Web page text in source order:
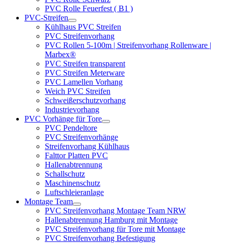
PVC Rolle Feuerfest ( B1 )
PVC-Streifen
Kühlhaus PVC Streifen
PVC Streifenvorhang
PVC Rollen 5-100m | Streifenvorhang Rollenware |
Marbex®
PVC Streifen transparent
PVC Streifen Meterware
PVC Lamellen Vorhang
Weich PVC Streifen
Schweißerschutzvorhang
Industrievorhang
PVC Vorhänge für Tore
PVC Pendeltore
PVC Streifenvorhänge
Streifenvorhang Kühlhaus
Falttor Platten PVC
Hallenabtrennung
Schallschutz
Maschinenschutz
Luftschleieranlage
Montage Team
PVC Streifenvorhang Montage Team NRW
Hallenabtrennung Hamburg mit Montage
PVC Streifenvorhang für Tore mit Montage
PVC Streifenvorhang Befestigung